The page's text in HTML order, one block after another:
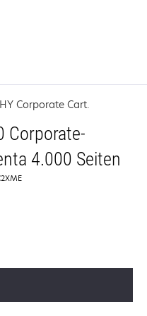
Corporate Cart.
Corporate-
4.000 Seiten